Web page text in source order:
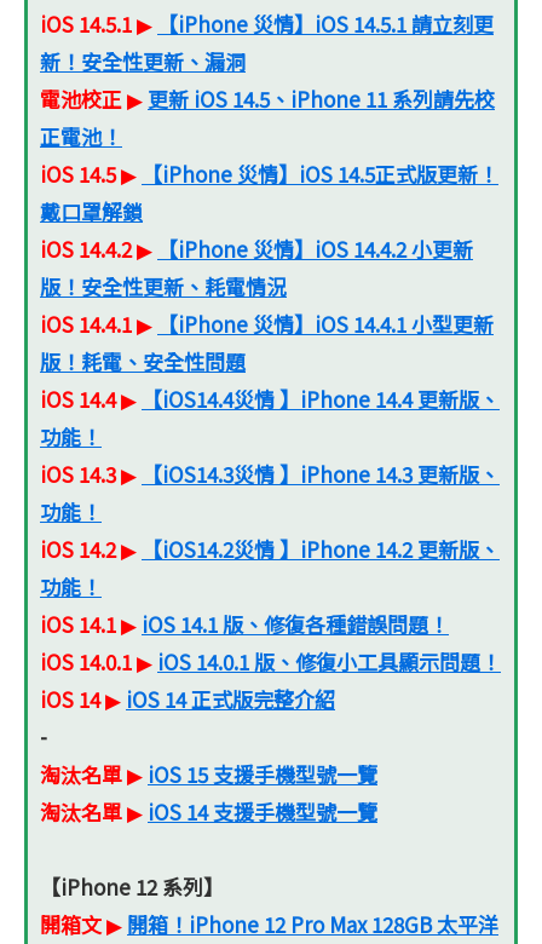
iOS 14.5.1▶
【iPhone 災情】iOS 14.5.1 請立刻更
新！安全性更新、漏洞
電池校正 ▶ 更新 iOS 14.5、iPhone 11 系列請先校
正電池！
iOS 14.5▶
【iPhone 災情】iOS 14.5正式版更新！
戴口罩解鎖
iOS 14.4.2▶
【iPhone 災情】iOS 14.4.2 小更新
版！安全性更新、耗電情況
iOS 14.4.1▶
【iPhone 災情】iOS 14.4.1 小型更新
版！耗電、安全性問題
iOS 14.4▶
【iOS14.4災情 】iPhone 14.4 更新版、
功能！
iOS 14.3▶
【iOS14.3災情 】iPhone 14.3 更新版、
功能！
iOS 14.2▶
【iOS14.2災情 】iPhone 14.2 更新版、
功能！
iOS 14.1▶ iOS 14.1 版、修復各種錯誤問題！
iOS 14.0.1▶ iOS 14.0.1 版、修復小工具顯示問題！
iOS 14▶ iOS 14 正式版完整介紹
-
淘汰名單▶ iOS 15 支援手機型號一覽
淘汰名單▶ iOS 14 支援手機型號一覽
【iPhone 12 系列】
開箱文▶ 開箱！iPhone 12 Pro Max 128GB 太平洋